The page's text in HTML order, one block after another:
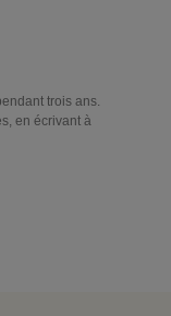
trois ans.
en écrivant à